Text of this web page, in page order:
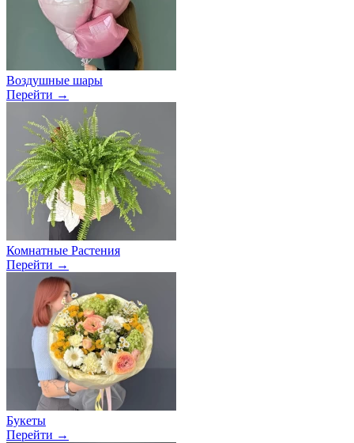
Воздушные шары
Перейти →
Комнатные Растения
Перейти →
Букеты
Перейти →